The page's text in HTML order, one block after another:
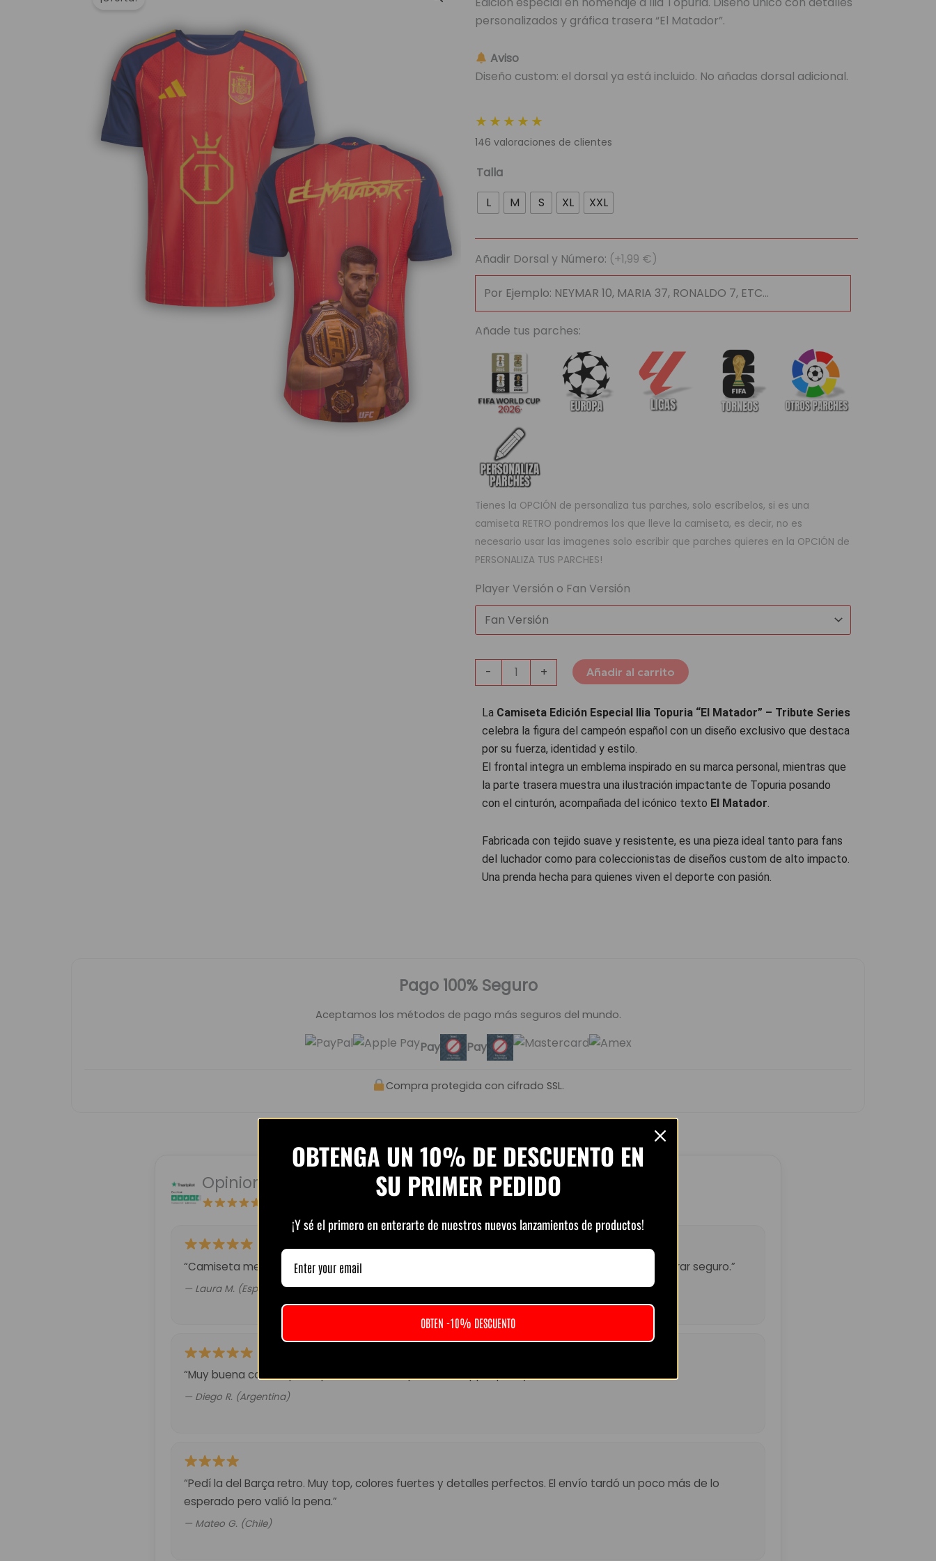
originalactual
personalizados y gráfica trasera “El Matador”.
Aviso
Diseño custom: el dorsal ya está incluido. No añadas dorsal adicional.
★★★★★
146 valoraciones de clientes
Talla
L
M S XL XXL
Añadir Dorsal y Número: (+1,99 €)
Añade tus parches:
Tienes la OPCIÓN de personaliza tus parches, solo escríbelos, si es una
camiseta RETRO pondremos los que lleve la camiseta, es decir, no es
necesario usar las imagenes solo escribir que parches quieres en la OPCIÓN de
PERSONALIZA TUS PARCHES!
Player Versión o Fan Versión
-
Camiseta
España
Topuria
–
“El
Matador”
Special
Edition
cantidad
+ Añadir al carrito
La Camiseta Edición Especial Ilia Topuria “El Matador” – Tribute Series
celebra la figura del campeón español con un diseño exclusivo que destaca
por su fuerza, identidad y estilo.
El frontal integra un emblema inspirado en su marca personal, mientras que
la parte trasera muestra una ilustración impactante de Topuria posando
con el cinturón, acompañada del icónico texto El Matador.
Fabricada con tejido suave y resistente, es una pieza ideal tanto para fans
del luchador como para coleccionistas de diseños custom de alto impacto.
Una prenda hecha para quienes viven el deporte con pasión.
Pago 100% Seguro
Aceptamos los métodos de pago más seguros del mundo.
Pay Pay
Compra protegida con cifrado SSL.
Opiniones de clientes – PlayFutbol
“Camiseta mejor de lo esperado. El envío tardó unos días pero llegó perfecta. Volveré a comprar seguro.”
— Laura M. (España)
“Muy buena calidad por el precio. Atención por WhatsApp rápida y amable. Recomendado.”
— Diego R. (Argentina)
“Pedí la del Barça retro. Muy top, colores fuertes y detalles perfectos. El envío tardó un poco más de lo
esperado pero valió la pena.”
— Mateo G. (Chile)
OBTENGA UN 10% DE DESCUENTO EN
SU PRIMER PEDIDO
¡Y sé el primero en enterarte de nuestros nuevos lanzamientos de productos!
OBTEN -10% DESCUENTO